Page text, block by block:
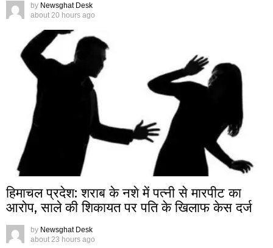
by Newsghat Desk
about 20 hours ago
हिमाचल प्रदेश: शराब के नशे में पत्नी से मारपीट का
आरोप, साले की शिकायत पर पति के खिलाफ केस दर्ज
by Newsghat Desk
about 23 hours ago